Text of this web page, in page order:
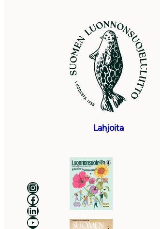
Lahjoita
Luonnonsuojeluliitto Instagramissa
Luonnonsuojeluliitto Facebookissa
Luonnonsuojeluliitto LinkedInissä
Luonnonsuojeluliiton YouTube-kanava